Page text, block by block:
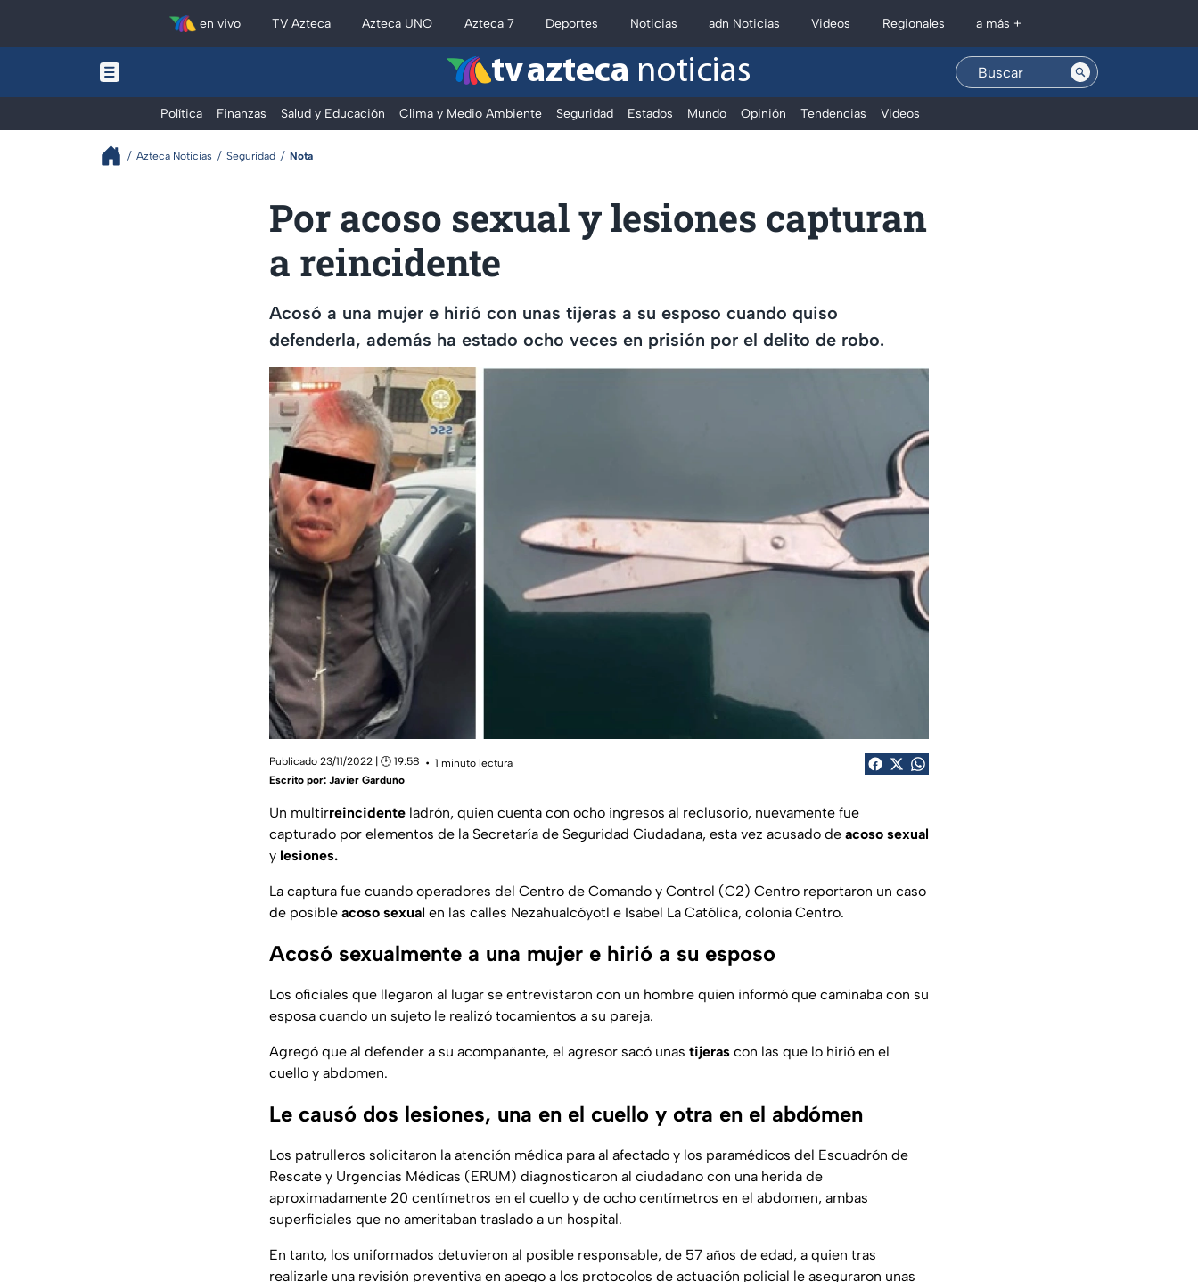
en vivo TV Azteca Azteca UNO Azteca 7 Deportes Noticias adn Noticias Videos Regionales a más +
tv azteca noticias
Política Finanzas Salud y Educación Clima y Medio Ambiente Seguridad Estados Mundo Opinión Tendencias Videos
Azteca Noticias Seguridad Nota
Por acoso sexual y lesiones capturan
a reincidente
Acosó a una mujer e hirió con unas tijeras a su esposo cuando quiso
defenderla, además ha estado ocho veces en prisión por el delito de robo.
Publicado 23/11/2022 | 🕑 19:58
1 minuto lectura
Escrito por: Javier Garduño
Un multirreincidente ladrón, quien cuenta con ocho ingresos al reclusorio, nuevamente fue
capturado por elementos de la Secretaría de Seguridad Ciudadana, esta vez acusado de acoso sexual
y lesiones.
La captura fue cuando operadores del Centro de Comando y Control (C2) Centro reportaron un caso
de posible acoso sexual en las calles Nezahualcóyotl e Isabel La Católica, colonia Centro.
Acosó sexualmente a una mujer e hirió a su esposo
Los oficiales que llegaron al lugar se entrevistaron con un hombre quien informó que caminaba con su
esposa cuando un sujeto le realizó tocamientos a su pareja.
Agregó que al defender a su acompañante, el agresor sacó unas tijeras con las que lo hirió en el
cuello y abdomen.
Le causó dos lesiones, una en el cuello y otra en el abdómen
Los patrulleros solicitaron la atención médica para al afectado y los paramédicos del Escuadrón de
Rescate y Urgencias Médicas (ERUM) diagnosticaron al ciudadano con una herida de
aproximadamente 20 centímetros en el cuello y de ocho centímetros en el abdomen, ambas
superficiales que no ameritaban traslado a un hospital.
En tanto, los uniformados detuvieron al posible responsable, de 57 años de edad, a quien tras
realizarle una revisión preventiva en apego a los protocolos de actuación policial le aseguraron unas